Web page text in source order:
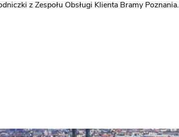
z Zespołu Obsługi Klienta Bramy Poznania.